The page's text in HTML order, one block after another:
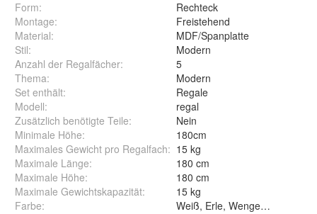
Form:
Rechteck
Montage:
Freistehend
Material:
MDF/Spanplatte
Stil:
Modern
Anzahl der Regalfächer:
5
Thema:
Modern
Set enthält:
Regale
Modell:
regal
Zusätzlich benötigte Teile:
Nein
Minimale Höhe:
180cm
Maximales Gewicht pro Regalfach: 15 kg
Maximale Länge:
180 cm
Maximale Höhe:
180 cm
Maximale Gewichtskapazität:
15 kg
Farbe: